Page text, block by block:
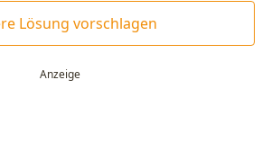
Lösung vorschlagen